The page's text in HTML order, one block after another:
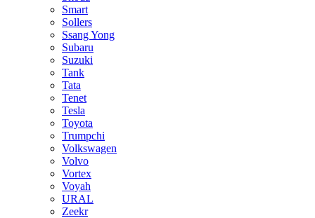
Smart
Sollers
Ssang Yong
Subaru
Suzuki
Tank
Tata
Tenet
Tesla
Toyota
Trumpchi
Volkswagen
Volvo
Vortex
Voyah
URAL
Zeekr